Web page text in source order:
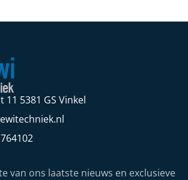
11 5381 GS Vinkel
van ons laatste nieuws en exclusieve